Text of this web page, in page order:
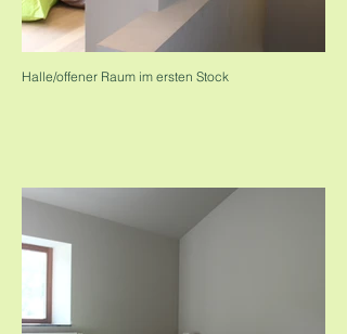
Halle/offener Raum im ersten Stock